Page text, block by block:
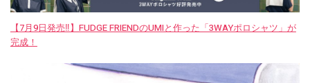
【7月9日発売‼︎】FUDGE FRIENDのUMIと作った「3WAYポロシャツ」が
完成！